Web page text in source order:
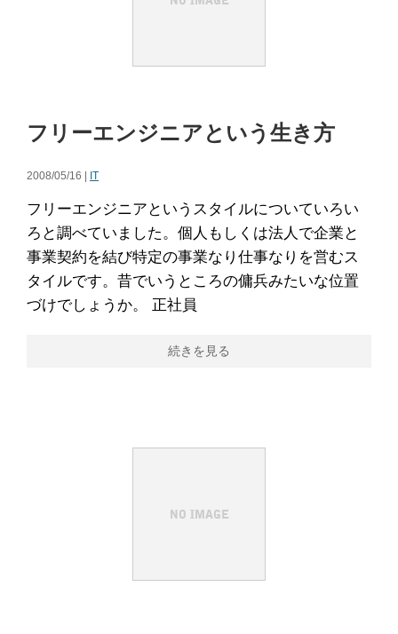
フリーエンジニアという生き方
2008/05/16 | IT
フリーエンジニアというスタイルについていろい
ろと調べていました。個人もしくは法人で企業と
事業契約を結び特定の事業なり仕事なりを営むス
タイルです。昔でいうところの傭兵みたいな位置
づけでしょうか。 正社員
続きを見る